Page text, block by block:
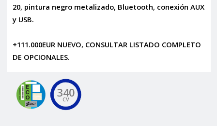
20, pintura negro metalizado, Bluetooth, conexión AUX
y USB.
+111.000EUR NUEVO, CONSULTAR LISTADO COMPLETO
DE OPCIONALES.
340
CV